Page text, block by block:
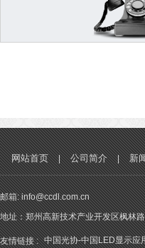
网站首页 | 公司简介 | 新
邮箱: info@ccdl.com.cn
地址：郑州高新技术产业开发区枫
友情链接 : 中国光协-中国LED显示应